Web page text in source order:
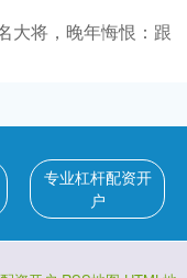
大将，晚年悔恨：跟
专业杠杆配资开
户